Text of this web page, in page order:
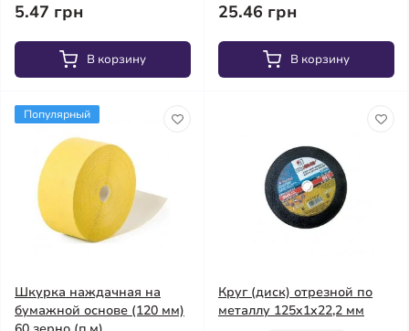
5.47 грн
В корзину
25.46 грн
В корзину
Популярный
Шкурка наждачная на
бумажной основе (120 мм)
Круг (диск) отрезной по
металлу 125x1x22,2 мм